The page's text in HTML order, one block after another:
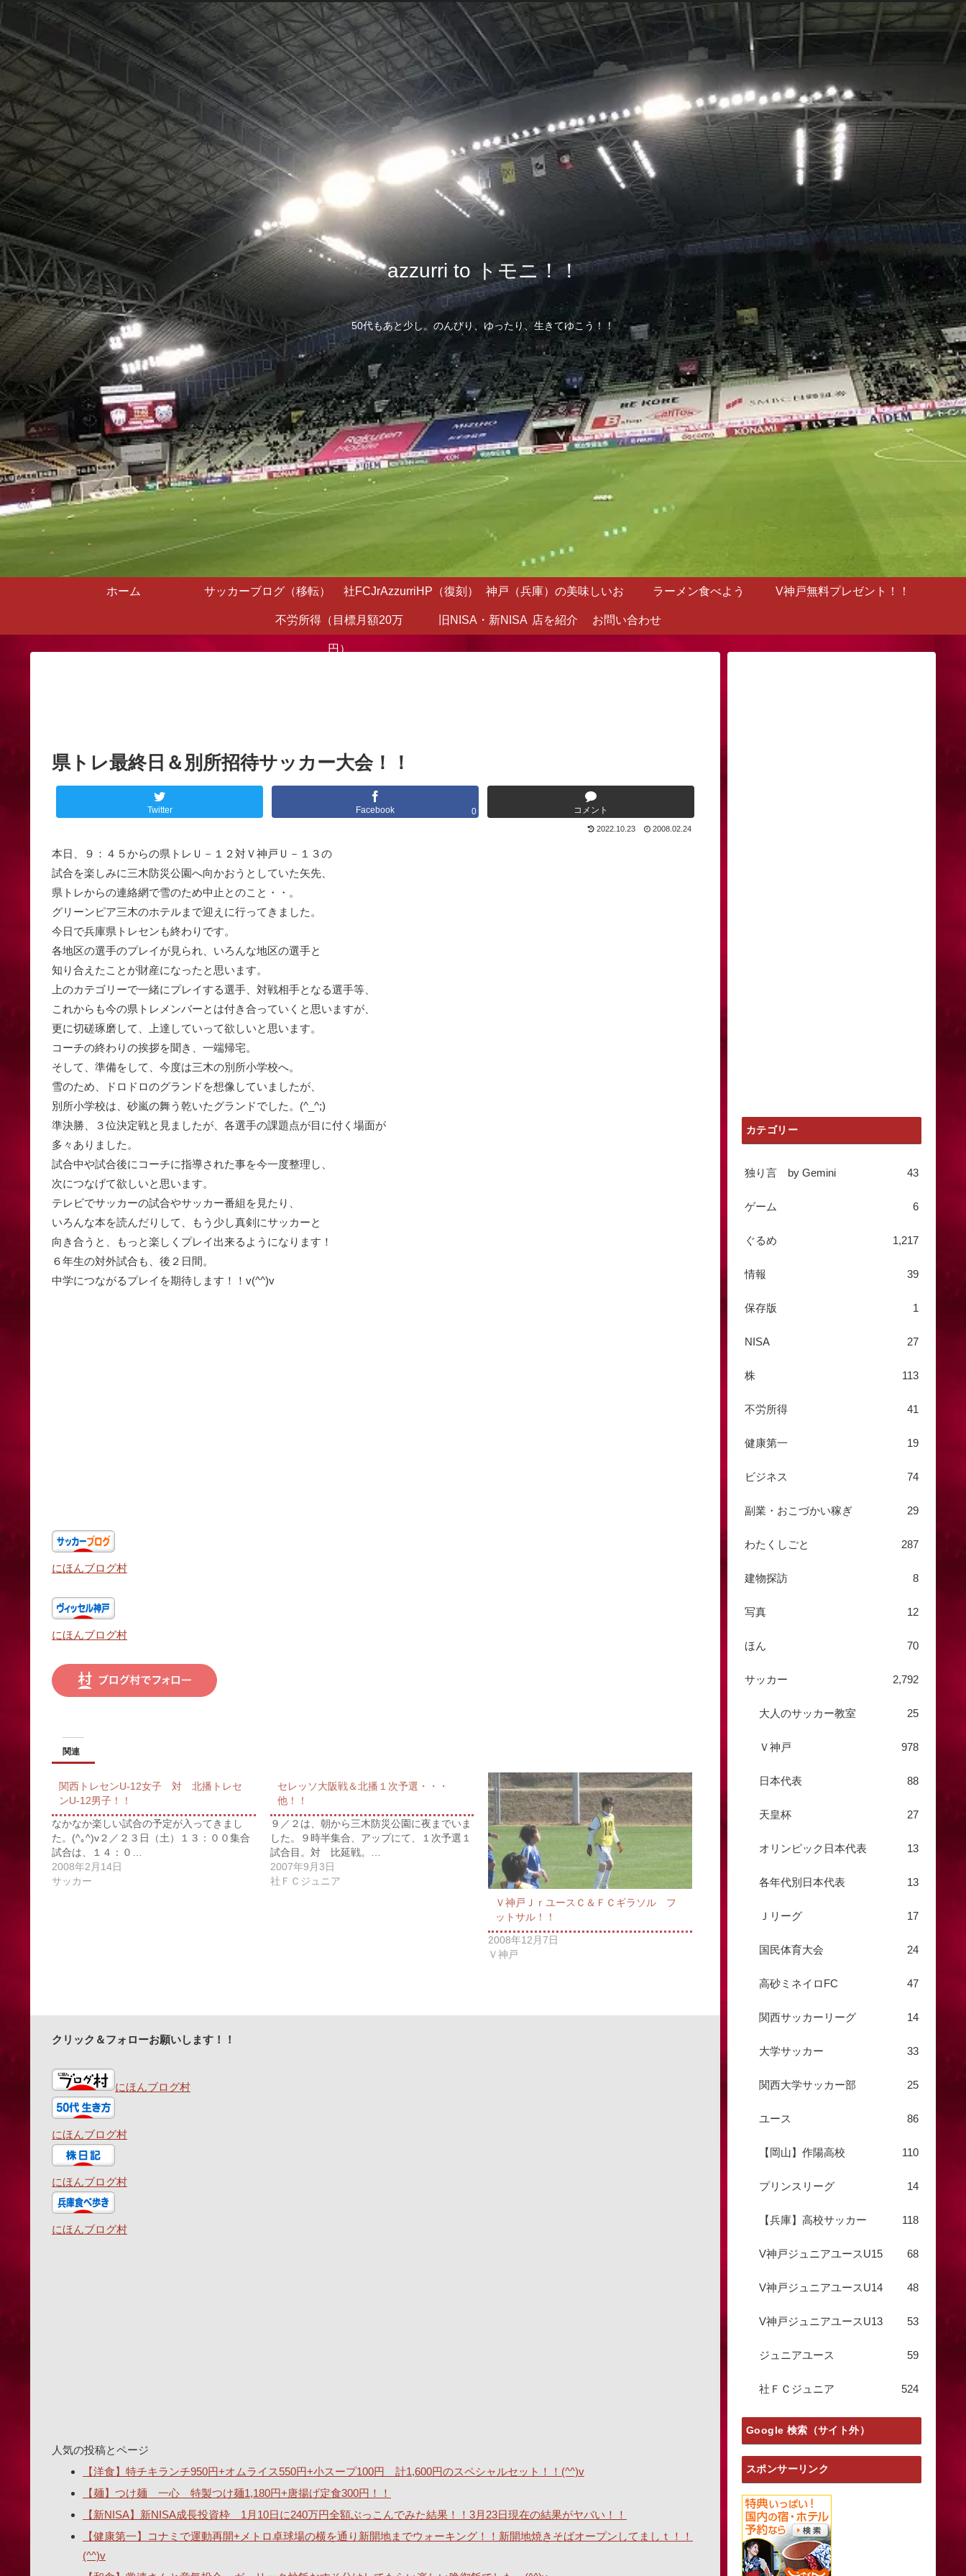
azzurri to トモニ！！
50代もあと少し。のんびり、ゆったり、生きてゆこう！！
ホーム サッカーブログ（移転） 社FCJrAzzurriHP（復刻） 神戸（兵庫）の美味しいお
店を紹介
ラーメン食べよう V神戸無料プレゼント！！
不労所得（目標月額20万
円）
旧NISA・新NISA お問い合わせ
県トレ最終日＆別所招待サッカー大会！！
Twitter Facebook 0 コメント
2022.10.23 2008.02.24
本日、９：４５からの県トレＵ－１２対Ｖ神戸Ｕ－１３の
試合を楽しみに三木防災公園へ向かおうとしていた矢先、
県トレからの連絡網で雪のため中止とのこと・・。
グリーンピア三木のホテルまで迎えに行ってきました。
今日で兵庫県トレセンも終わりです。
各地区の選手のプレイが見られ、いろんな地区の選手と
知り合えたことが財産になったと思います。
上のカテゴリーで一緒にプレイする選手、対戦相手となる選手等、
これからも今の県トレメンバーとは付き合っていくと思いますが、
更に切磋琢磨して、上達していって欲しいと思います。
コーチの終わりの挨拶を聞き、一端帰宅。
そして、準備をして、今度は三木の別所小学校へ。
雪のため、ドロドロのグランドを想像していましたが、
別所小学校は、砂嵐の舞う乾いたグランドでした。(^_^;)
準決勝、３位決定戦と見ましたが、各選手の課題点が目に付く場面が
多々ありました。
試合中や試合後にコーチに指導された事を今一度整理し、
次につなげて欲しいと思います。
テレビでサッカーの試合やサッカー番組を見たり、
いろんな本を読んだりして、もう少し真剣にサッカーと
向き合うと、もっと楽しくプレイ出来るようになります！
６年生の対外試合も、後２日間。
中学につながるプレイを期待します！！v(^^)v
にほんブログ村
にほんブログ村
関連
関西トレセンU-12女子 対 北播トレセ
ンU-12男子！！
なかなか楽しい試合の予定が入ってきまし
た。(^｡^)v２／２３日（土）１３：００集合
試合は、１４：０…
2008年2月14日
サッカー
セレッソ大阪戦＆北播１次予選・・・
他！！
９／２は、朝から三木防災公園に夜までいま
した。９時半集合、アップにて、１次予選１
試合目。対 比延戦。…
2007年9月3日
社ＦＣジュニア
Ｖ神戸ＪｒユースＣ＆ＦＣギラソル フ
ットサル！！
2008年12月7日
Ｖ神戸
クリック＆フォローお願いします！！
にほんブログ村
にほんブログ村
にほんブログ村
にほんブログ村
人気の投稿とページ
【洋食】特チキランチ950円+オムライス550円+小スープ100円 計1,600円のスペシャルセット！！(^^)v
【麺】つけ麺 一心 特製つけ麺1,180円+唐揚げ定食300円！！
【新NISA】新NISA成長投資枠 1月10日に240万円全額ぶっこんでみた結果！！3月23日現在の結果がヤバい！！
【健康第一】コナミで運動再開+メトロ卓球場の横を通り新開地までウォーキング！！新開地焼きそばオープンしてましｔ！！
(^^)v
カテゴリー
独り言 by Gemini 43
ゲーム 6
ぐるめ 1,217
情報 39
保存版 1
NISA 27
株 113
不労所得 41
健康第一 19
ビジネス 74
副業・おこづかい稼ぎ 29
わたくしごと 287
建物探訪 8
写真 12
ほん 70
サッカー 2,792
大人のサッカー教室 25
Ｖ神戸 978
日本代表 88
天皇杯 27
オリンピック日本代表 13
各年代別日本代表 13
Ｊリーグ 17
国民体育大会 24
高砂ミネイロFC 47
関西サッカーリーグ 14
大学サッカー 33
関西大学サッカー部 25
ユース 86
【岡山】作陽高校 110
プリンスリーグ 14
【兵庫】高校サッカー 118
V神戸ジュニアユースU15 68
V神戸ジュニアユースU14 48
V神戸ジュニアユースU13 53
ジュニアユース 59
社ＦＣジュニア 524
Google 検索（サイト外）
スポンサーリンク